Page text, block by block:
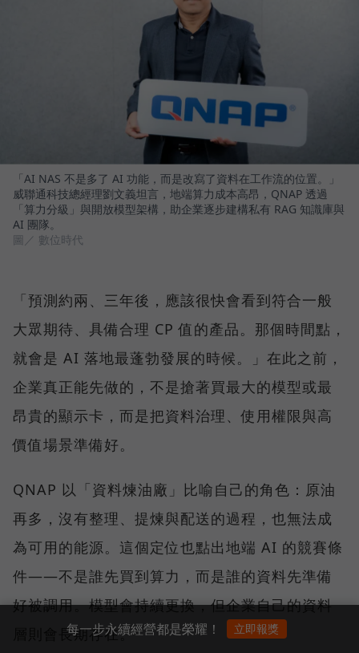
「AI NAS 不是多了 AI 功能，而是改寫了資料在工作流的位置。」
威聯通科技總經理劉文義坦言，地端算力成本高昂，QNAP 透過
「算力分級」與開放模型架構，助企業逐步建構私有 RAG 知識庫與
AI 團隊。
圖／ 數位時代
「預測約兩、三年後，應該很快會看到符合一般
大眾期待、具備合理 CP 值的產品。那個時間點，
就會是 AI 落地最蓬勃發展的時候。」在此之前，
企業真正能先做的，不是搶著買最大的模型或最
昂貴的顯示卡，而是把資料治理、使用權限與高
價值場景準備好。
QNAP 以「資料煉油廠」比喻自己的角色：原油
再多，沒有整理、提煉與配送的過程，也無法成
為可用的能源。這個定位也點出地端 AI 的競賽條
件——不是誰先買到算力，而是誰的資料先準備
好被調用。模型會持續更換，但企業自己的資料
層則會長期存在。
每一步永續經營都是榮耀！ 立即報獎